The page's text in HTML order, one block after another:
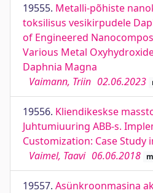
19555. Metalli-põhiste
toksilisus vesikirpudele
of Engineered
Various Metal
Daphnia Magna
Vaimann, Triin 02.06.2023
19556. Kliendikeskse
Juhtumiuuring ABB-s.
Customization: Case Study
Vaimel, Taavi 06.06.2018
19557. Asünkroonmasina